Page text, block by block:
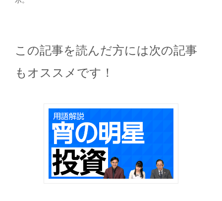
この記事を読んだ方には次の記事
もオススメです！